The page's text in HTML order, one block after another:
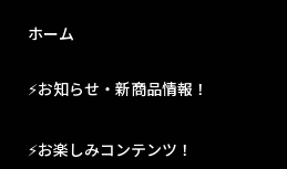
ホーム
⚡お知らせ・新商品情報！
⚡お楽しみコンテンツ！